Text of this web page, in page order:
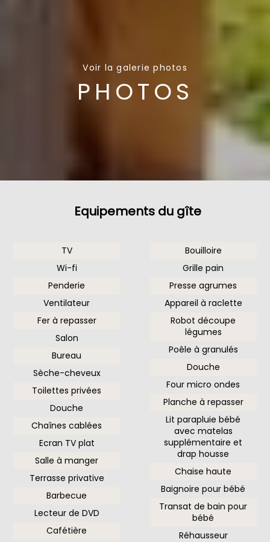
Voir la galerie photos
PHOTOS
Equipements du gîte
TV
Wi-fi
Penderie
Ventilateur
Fer à repasser
Salon
Bureau
Sèche-cheveux
Toilettes privées
Douche
Chaînes cablées
Ecran TV plat
Salle à manger
Terrasse privative
Barbecue
Lecteur de DVD
Cafétière
Bouilloire
Grille pain
Presse agrumes
Appareil à raclette
Robot découpe
légumes
Poêle à granulés
Douche
Four micro ondes
Planche à repasser
Lit parapluie bébé
avec matelas
supplémentaire et
drap housse
Chaise haute
Baignoire pour bébé
Transat de bain pour
bébé
Réhausseur